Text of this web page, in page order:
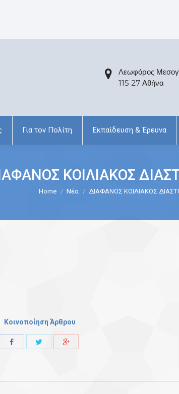
Λεωφόρος
115 27 Αθήνα
Για τον Πολίτη Εκπαίδευση & Έρευνα
ΚΟΙΛΙΑΚΟΣ
Home Νέα ΔΙΑΦΑΝΟΣ ΚΟΙΛΙΑΚΟΣ
Κοινοποίηση Άρθρου
Share